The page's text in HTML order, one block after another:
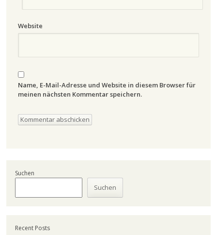
Website
Name, E-Mail-Adresse und Website in diesem Browser für
meinen nächsten Kommentar speichern.
Suchen
Suchen
Recent Posts